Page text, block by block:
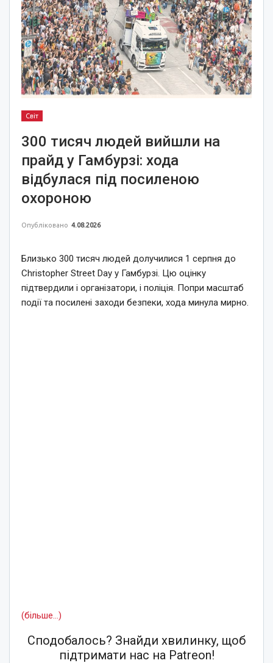
Світ
300 тисяч людей вийшли на
прайд у Гамбурзі: хода
відбулася під посиленою
охороною
Опубліковано 4.08.2026
Близько 300 тисяч людей долучилися 1 серпня до
Christopher Street Day у Гамбурзі. Цю оцінку
підтвердили і організатори, і поліція. Попри масштаб
події та посилені заходи безпеки, хода минула мирно.
(більше…)
Сподобалось? Знайди хвилинку, щоб
підтримати нас на Patreon!